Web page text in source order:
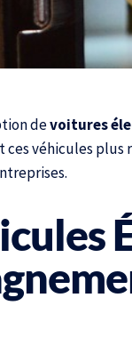
devoitures
ces véhicules plus